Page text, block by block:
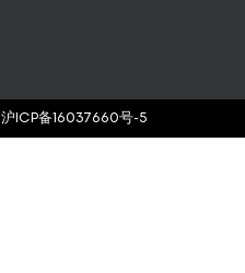
沪ICP备16037660号-5